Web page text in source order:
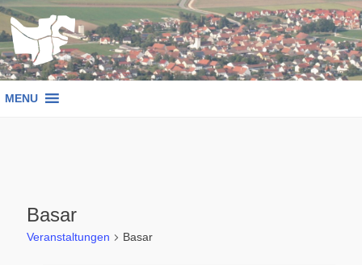
Zum
Inhalt
springen
MENU
Basar
Veranstaltungen Basar